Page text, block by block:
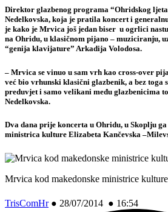
Direktor glazbenog programa “Ohridskog
Nedelkovska, koja je pratila koncert i
je kako je Mrvica još jedan biser u ogrlici
na Ohridu, u klasičnom pijano – muziciranju,
“genija klavijature” Arkadija Volodosa.
– Mrvica se vinuo u sam vrh kao cross-over
već bio vrhunski klasični glazbenik, a bez toga
preduvjet i samo velikani među glazbenicima
Nedelkovska.
Dva dana prije koncerta u Ohridu, u Skoplju
ministrica kulture Elizabeta Kančevska
Mrvica kod makedonske ministrice
TrisComHr● 28/07/2014 ● 16:54